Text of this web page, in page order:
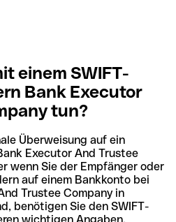
einem SWIFT-
Bank Executor
tun?
Überweisung auf ein
Executor And Trustee
wenn Sie der Empfänger oder
auf einem Bankkonto bei
Trustee Company in
benötigen Sie den SWIFT-